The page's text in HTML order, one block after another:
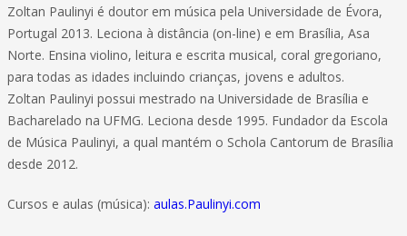
Zoltan Paulinyi é doutor em música pela Universidade de Évora,
Portugal 2013. Leciona à distância (on-line) e em Brasília, Asa
Norte. Ensina violino, leitura e escrita musical, coral gregoriano,
para todas as idades incluindo crianças, jovens e adultos.
Zoltan Paulinyi possui mestrado na Universidade de Brasília e
Bacharelado na UFMG. Leciona desde 1995. Fundador da Escola
de Música Paulinyi, a qual mantém o Schola Cantorum de Brasília
desde 2012.
Cursos e aulas (música): aulas.Paulinyi.com